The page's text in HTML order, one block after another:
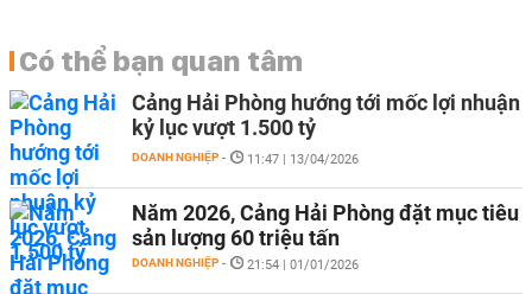
Có thể bạn quan tâm
Cảng Hải Phòng hướng tới mốc lợi nhuận
kỷ lục vượt 1.500 tỷ
DOANH NGHIỆP - 11:47 | 13/04/2026
Năm 2026, Cảng Hải Phòng đặt mục tiêu
sản lượng 60 triệu tấn
DOANH NGHIỆP - 21:54 | 01/01/2026